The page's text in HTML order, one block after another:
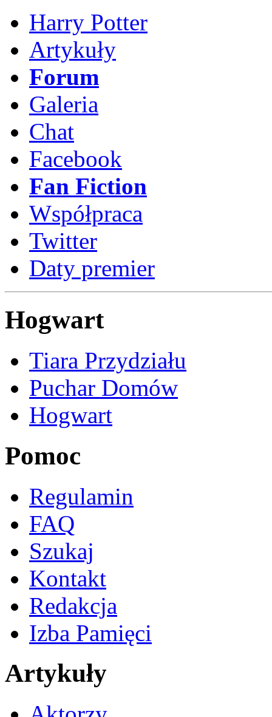
Harry Potter
Artykuły
Forum
Galeria
Chat
Facebook
Fan Fiction
Współpraca
Twitter
Daty premier
Hogwart
Tiara Przydziału
Puchar Domów
Hogwart
Pomoc
Regulamin
FAQ
Szukaj
Kontakt
Redakcja
Izba Pamięci
Artykuły